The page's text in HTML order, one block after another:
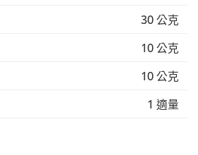
30 公克
10 公克
10 公克
1 適量